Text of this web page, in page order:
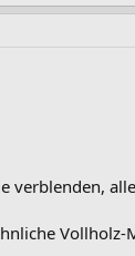
verblenden,
Vollholz-